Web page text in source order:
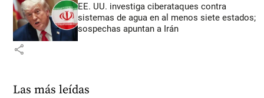
EE. UU. investiga ciberataques contra
sistemas de agua en al menos siete estados;
sospechas apuntan a Irán
share
Las más leídas